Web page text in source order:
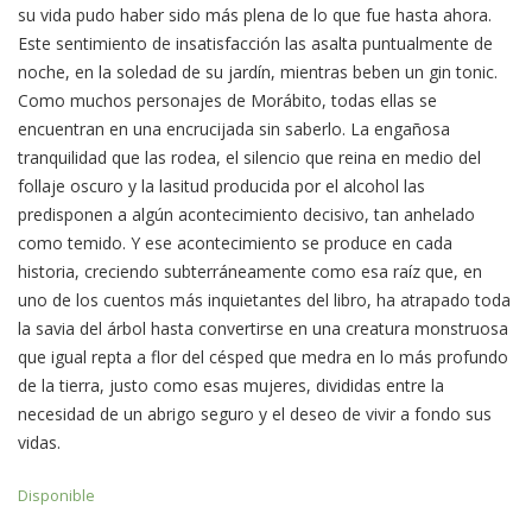
su vida pudo haber sido más plena de lo que fue hasta ahora.
Este sentimiento de insatisfacción las asalta puntualmente de
noche, en la soledad de su jardín, mientras beben un gin tonic.
Como muchos personajes de Morábito, todas ellas se
encuentran en una encrucijada sin saberlo. La engañosa
tranquilidad que las rodea, el silencio que reina en medio del
follaje oscuro y la lasitud producida por el alcohol las
predisponen a algún acontecimiento decisivo, tan anhelado
como temido. Y ese acontecimiento se produce en cada
historia, creciendo subterráneamente como esa raíz que, en
uno de los cuentos más inquietantes del libro, ha atrapado toda
la savia del árbol hasta convertirse en una creatura monstruosa
que igual repta a flor del césped que medra en lo más profundo
de la tierra, justo como esas mujeres, divididas entre la
necesidad de un abrigo seguro y el deseo de vivir a fondo sus
vidas.
Disponible